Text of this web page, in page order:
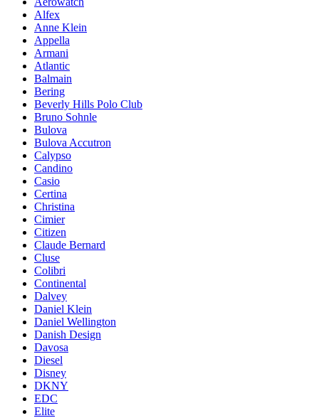
Alfex
Anne Klein
Appella
Armani
Atlantic
Balmain
Bering
Beverly Hills Polo Club
Bruno Sohnle
Bulova
Bulova Accutron
Calypso
Candino
Casio
Certina
Christina
Cimier
Citizen
Claude Bernard
Cluse
Colibri
Continental
Dalvey
Daniel Klein
Daniel Wellington
Danish Design
Davosa
Diesel
Disney
DKNY
EDC
Elite